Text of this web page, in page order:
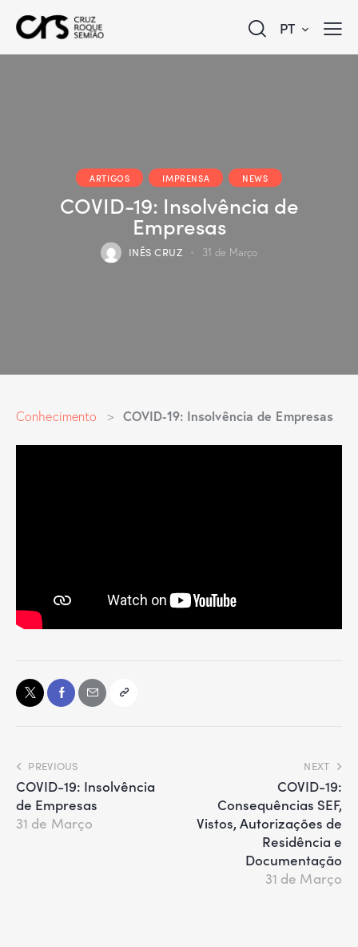
PT
ARTIGOS IMPRENSA NEWS
COVID-19: Insolvência de
Empresas
INÊS CRUZ 31 de Março
Conhecimento > COVID-19: Insolvência de Empresas
PREVIOUS
COVID-19: Insolvência
de Empresas
31 de Março
NEXT
COVID-19:
Consequências SEF,
Vistos, Autorizações de
Residência e
Documentação
31 de Março